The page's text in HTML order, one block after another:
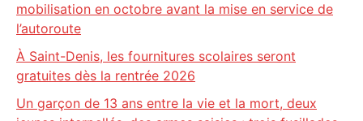
mobilisation en octobre avant la mise en service de
l’autoroute
À Saint-Denis, les fournitures scolaires seront
gratuites dès la rentrée 2026
Un garçon de 13 ans entre la vie et la mort, deux